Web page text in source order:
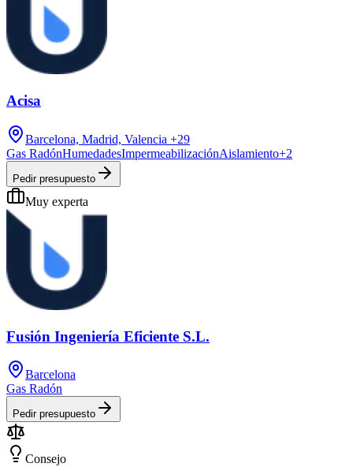
Acisa
Barcelona, Madrid, Valencia +29
Gas RadónHumedadesImpermeabilizaciónAislamiento+2
Pedir presupuesto
Muy experta
Fusión Ingeniería Eficiente S.L.
Barcelona
Gas Radón
Pedir presupuesto
Consejo